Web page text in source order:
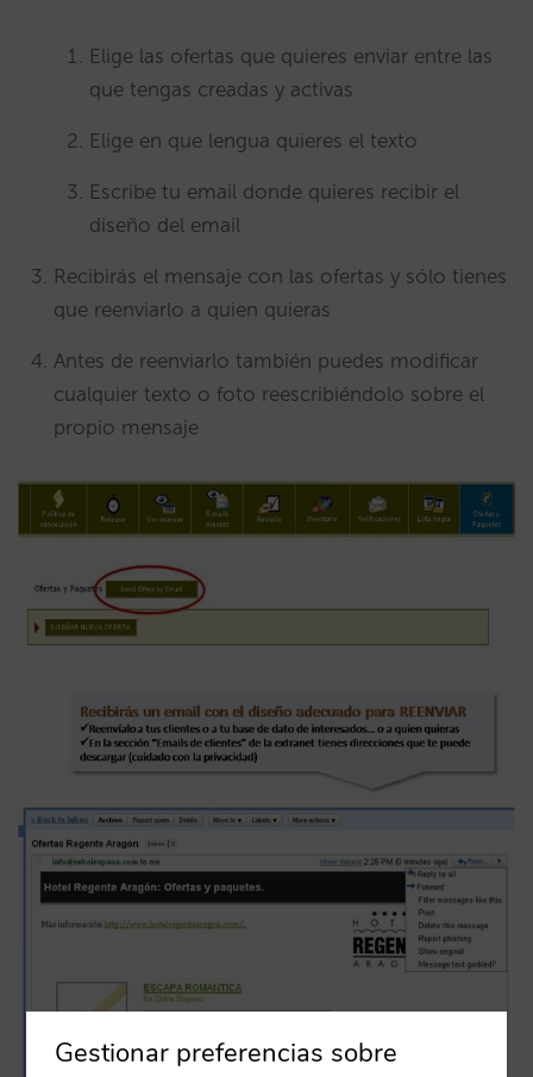
Elige las ofertas que quieres enviar entre las
que tengas creadas y activas
Elige en que lengua quieres el texto
Escribe tu email donde quieres recibir el
diseño del email
Recibirás el mensaje con las ofertas y sólo tienes
que reenviarlo a quien quieras
Antes de reenviarlo también puedes modificar
cualquier texto o foto reescribiéndolo sobre el
propio mensaje
Gestionar preferencias sobre